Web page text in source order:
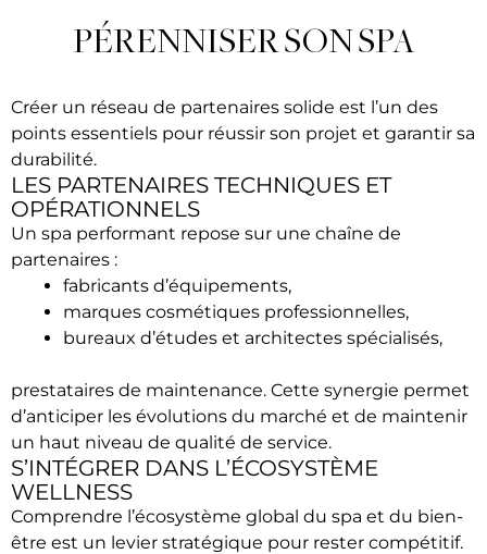
PÉRENNISER SON SPA
Créer un réseau de partenaires solide est l’un des
points essentiels pour réussir son projet et garantir sa
durabilité.
LES PARTENAIRES TECHNIQUES ET
OPÉRATIONNELS
Un spa performant repose sur une chaîne de
partenaires :
fabricants d’équipements,
marques cosmétiques professionnelles,
bureaux d’études et architectes spécialisés,
prestataires de maintenance. Cette synergie permet
d’anticiper les évolutions du marché et de maintenir
un haut niveau de qualité de service.
S’INTÉGRER DANS L’ÉCOSYSTÈME
WELLNESS
Comprendre l’écosystème global du spa et du bien-
être est un levier stratégique pour rester compétitif.